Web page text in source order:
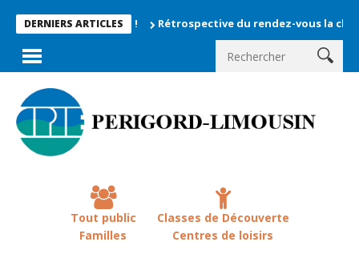
DERNIERS ARTICLESRétrospective du rendez-vous la chevêche
Tout public
Familles
Classes de Découverte
Centres de loisirs